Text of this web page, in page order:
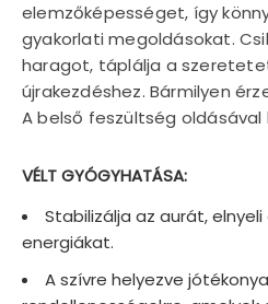
elemzőképességet, így
gyakorlati megoldásokat.
haragot, táplálja a
újrakezdéshez. Bármilyen
A belső feszültség
VÉLT GYÓGYHATÁSA:
Stabilizálja az aurát,
energiákat.
A szívre helyezve